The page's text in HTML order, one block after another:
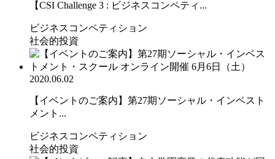
【CSI Challenge 3 : ビジネスコンペティ...
ビジネスコンペティション
社会的投資
2020.06.02
【イベントのご案内】第27期ソーシャル・インベスト
メント...
ビジネスコンペティション
社会的投資